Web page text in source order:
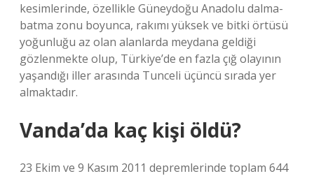
kesimlerinde, özellikle Güneydoğu Anadolu dalma-
batma zonu boyunca, rakımı yüksek ve bitki örtüsü
yoğunluğu az olan alanlarda meydana geldiği
gözlenmekte olup, Türkiye’de en fazla çığ olayının
yaşandığı iller arasında Tunceli üçüncü sırada yer
almaktadır.
Vanda’da kaç kişi öldü?
23 Ekim ve 9 Kasım 2011 depremlerinde toplam 644